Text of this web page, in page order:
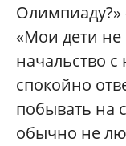
Олимпиаду?»
«Мои дети не
начальство с
спокойно
побывать на
обычно не